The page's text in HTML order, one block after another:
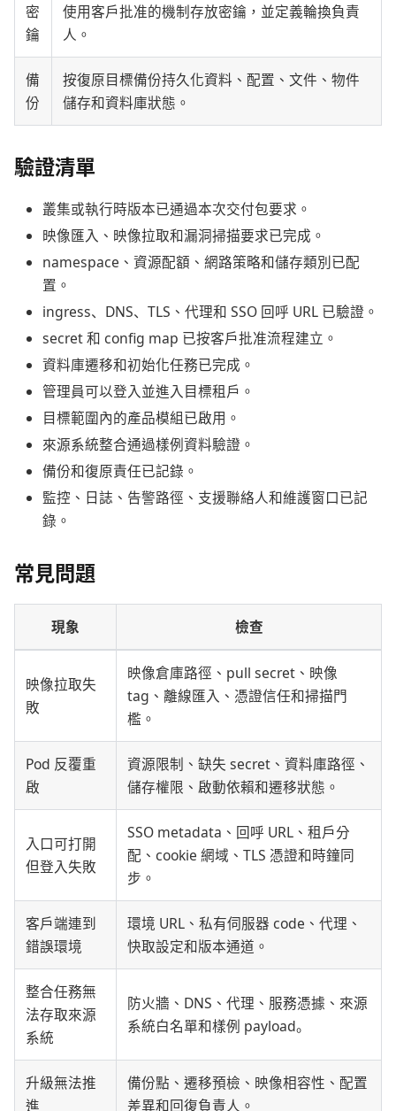
密
鑰
使用客戶批准的機制存放密鑰，並定義輪換負責
人。
備
份
按復原目標備份持久化資料、配置、文件、物件
儲存和資料庫狀態。
驗證清單
叢集或執行時版本已通過本次交付包要求。
映像匯入、映像拉取和漏洞掃描要求已完成。
namespace、資源配額、網路策略和儲存類別已配
置。
ingress、DNS、TLS、代理和 SSO 回呼 URL 已驗證。
secret 和 config map 已按客戶批准流程建立。
資料庫遷移和初始化任務已完成。
管理員可以登入並進入目標租戶。
目標範圍內的產品模組已啟用。
來源系統整合通過樣例資料驗證。
備份和復原責任已記錄。
監控、日誌、告警路徑、支援聯絡人和維護窗口已記
錄。
常見問題
現象 檢查
映像拉取失
敗
映像倉庫路徑、pull secret、映像
tag、離線匯入、憑證信任和掃描門
檻。
Pod 反覆重
啟
資源限制、缺失 secret、資料庫路徑、
儲存權限、啟動依賴和遷移狀態。
入口可打開
但登入失敗
SSO metadata、回呼 URL、租戶分
配、cookie 網域、TLS 憑證和時鐘同
步。
客戶端連到
錯誤環境
環境 URL、私有伺服器 code、代理、
快取設定和版本通道。
整合任務無
法存取來源
系統
防火牆、DNS、代理、服務憑據、來源
系統白名單和樣例 payload。
升級無法推
進
備份點、遷移預檢、映像相容性、配置
差異和回復負責人。